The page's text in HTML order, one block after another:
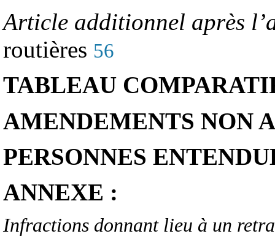
Article additionnel après
routières 56
TABLEAU
AMENDEMENTS NON
PERSONNES
ANNEXE :
Infractions donnant lieu à un